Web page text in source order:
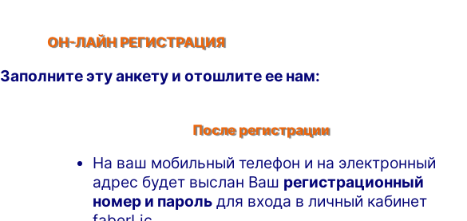
ОН-ЛАЙН РЕГИСТРАЦИЯ
Заполните эту анкету и отошлите ее нам:
После регистрации
На ваш мобильный телефон и на электронный
адрес будет выслан Ваш регистрационный
номер и парольдля входа в личный кабинет